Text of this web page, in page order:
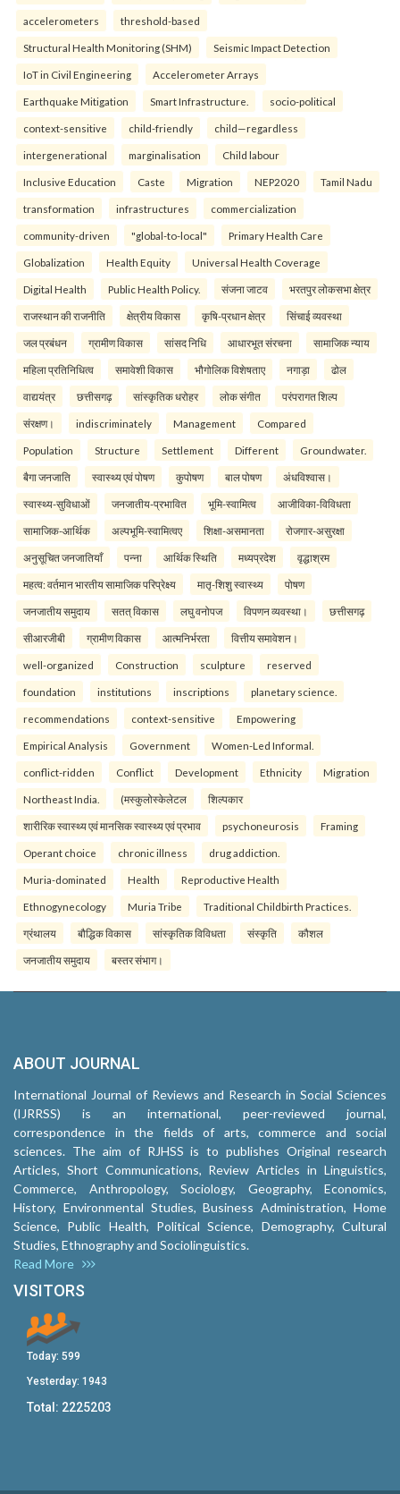
accelerometers threshold-based
Structural Health Monitoring (SHM) Seismic Impact Detection
IoT in Civil Engineering Accelerometer Arrays
Earthquake Mitigation Smart Infrastructure. socio-political
context-sensitive child-friendly child—regardless
intergenerational marginalisation Child labour
Inclusive Education Caste Migration NEP2020 Tamil Nadu
transformation infrastructures commercialization
community-driven "global-to-local" Primary Health Care
Globalization Health Equity Universal Health Coverage
Digital Health Public Health Policy. संजना जाटव भरतपुर लोकसभा क्षेत्र
राजस्थान की राजनीति क्षेत्रीय विकास कृषि-प्रधान क्षेत्र सिंचाई व्यवस्था
जल प्रबंधन ग्रामीण विकास सांसद निधि आधारभूत संरचना सामाजिक न्याय
महिला प्रतिनिधित्व समावेशी विकास भौगोलिक विशेषताए नगाड़ा ढोल
वाद्ययंत्र छत्तीसगढ़ सांस्कृतिक धरोहर लोक संगीत परंपरागत शिल्प
संरक्षण। indiscriminately Management Compared
Population Structure Settlement Different Groundwater.
बैगा जनजाति स्वास्थ्य एवं पोषण कुपोषण बाल पोषण अंधविश्वास।
स्वास्थ्य-सुविधाओं जनजातीय-प्रभावित भूमि-स्वामित्व आजीविका-विविधता
सामाजिक-आर्थिक अल्पभूमि-स्वामित्वए शिक्षा-असमानता रोजगार-असुरक्षा
अनुसूचित जनजातियाँ पन्ना आर्थिक स्थिति मध्यप्रदेश वृद्धाश्रम
महत्व: वर्तमान भारतीय सामाजिक परिप्रेक्ष्य मातृ-शिशु स्वास्थ्य पोषण
जनजातीय समुदाय सतत् विकास लघु वनोपज विपणन व्यवस्था। छत्तीसगढ़
सीआरजीबी ग्रामीण विकास आत्मनिर्भरता वित्तीय समावेशन।
well-organized Construction sculpture reserved
foundation institutions inscriptions planetary science.
recommendations context-sensitive Empowering
Empirical Analysis Government Women-Led Informal.
conflict-ridden Conflict Development Ethnicity Migration
Northeast India. (मस्कुलोस्केलेटल शिल्पकार
शारीरिक स्वास्थ्य एवं मानसिक स्वास्थ्य एवं प्रभाव psychoneurosis Framing
Operant choice chronic illness drug addiction.
Muria-dominated Health Reproductive Health
Ethnogynecology Muria Tribe Traditional Childbirth Practices.
ग्रंथालय बौद्धिक विकास सांस्कृतिक विविधता संस्कृति कौशल
जनजातीय समुदाय बस्तर संभाग।
ABOUT JOURNAL
International Journal of Reviews and Research in Social Sciences
(IJRRSS) is an international, peer-reviewed journal,
correspondence in the fields of arts, commerce and social
sciences. The aim of RJHSS is to publishes Original research
Articles, Short Communications, Review Articles in Linguistics,
Commerce, Anthropology, Sociology, Geography, Economics,
History, Environmental Studies, Business Administration, Home
Science, Public Health, Political Science, Demography, Cultural
Studies, Ethnography and Sociolinguistics.
Read More
VISITORS
Today: 599
Yesterday: 1943
Total: 2225203